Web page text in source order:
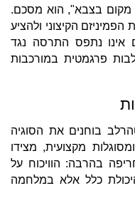
מקום בצבא", הוא מסכם.
הקיצוני ולהציע
אינו נתפס התרסה נגד
פרגמטית במורכבות
בוחנים את הסוגיה
מקצועית, מצידו
בהרבה: הוויכוח על
כלל אלא במלחמה